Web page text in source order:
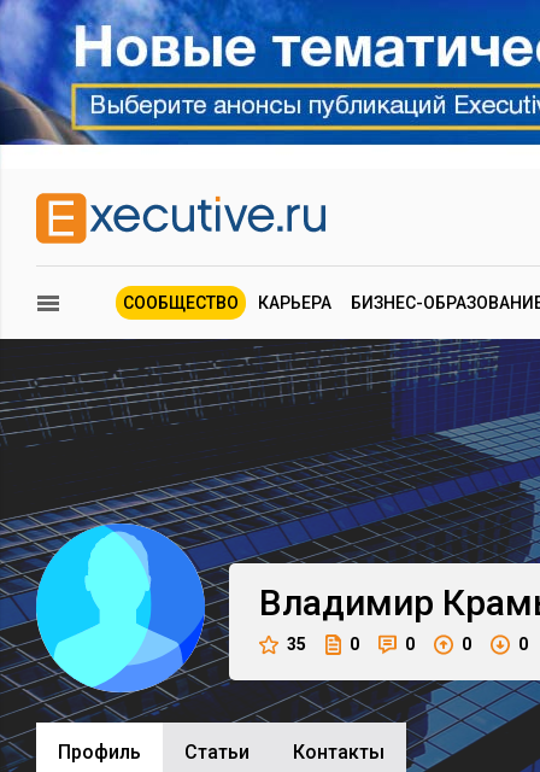
СООБЩЕСТВО КАРЬЕРА БИЗНЕС-
Владимир
35 0 0 0 0
Профиль Cтатьи Контакты